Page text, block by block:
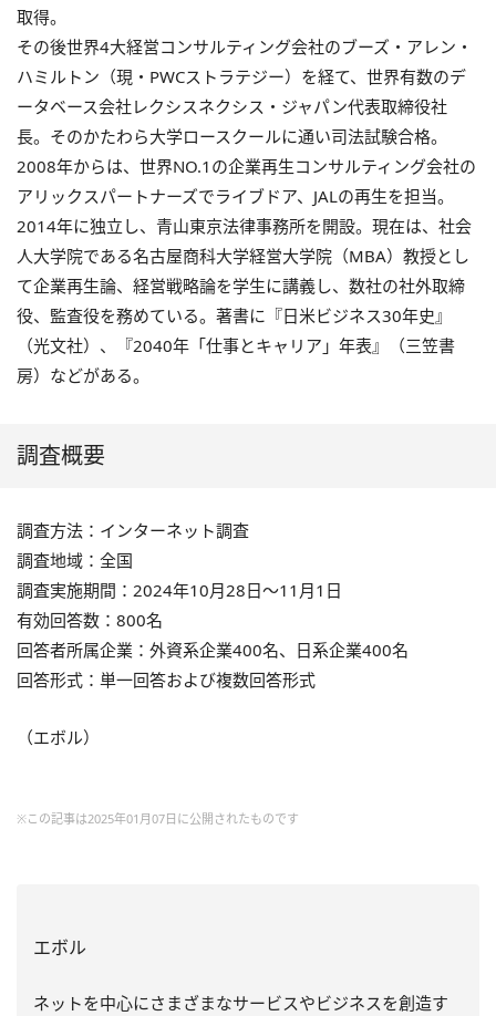
取得。
その後世界4大経営コンサルティング会社のブーズ・アレン・
ハミルトン（現・PWCストラテジー）を経て、世界有数のデ
ータベース会社レクシスネクシス・ジャパン代表取締役社
長。そのかたわら大学ロースクールに通い司法試験合格。
2008年からは、世界NO.1の企業再生コンサルティング会社の
アリックスパートナーズでライブドア、JALの再生を担当。
2014年に独立し、青山東京法律事務所を開設。現在は、社会
人大学院である名古屋商科大学経営大学院（MBA）教授とし
て企業再生論、経営戦略論を学生に講義し、数社の社外取締
役、監査役を務めている。著書に『日米ビジネス30年史』
（光文社）、『2040年「仕事とキャリア」年表』（三笠書
房）などがある。
調査概要
調査方法：インターネット調査
調査地域：全国
調査実施期間：2024年10月28日〜11月1日
有効回答数：800名
回答者所属企業：外資系企業400名、日系企業400名
回答形式：単一回答および複数回答形式
（エボル）
※この記事は2025年01月07日に公開されたものです
エボル
ネットを中心にさまざまなサービスやビジネスを創造す